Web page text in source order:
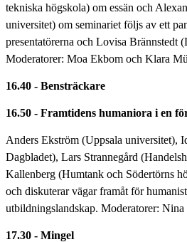
tekniska högskola) om essän och
universitet) om seminariet följs av ett
presentatörerna och Lovisa Brännstedt
Moderatorer: Moa Ekbom och Klara
16.40 - Bensträckare
16.50 - Framtidens humaniora i en
Anders Ekström (Uppsala universitet),
Dagbladet), Lars Strannegård
Kallenberg (Humtank och Södertörns
och diskuterar vägar framåt för
utbildningslandskap. Moderatorer:
17.30 - Mingel